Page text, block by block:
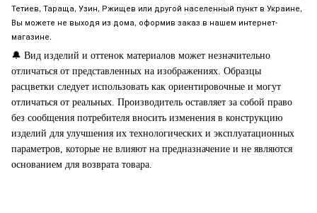
Тетиев, Тараща, Узин, Ржищев или другой населенный пункт в Украине,
Вы можете не выходя из дома, оформив заказ в нашем интернет-
магазине.
🔔 Вид изделий и оттенок материалов может незначительно
отличаться от представленных на изображениях. Образцы
расцветки следует использовать как ориентировочные и могут
отличаться от реальных. Производитель оставляет за собой право
без сообщения потребителя вносить изменения в конструкцию
изделий для улучшения их технологических и эксплуатационных
параметров, которые не влияют на предназначение и не являются
основанием для возврата товара.